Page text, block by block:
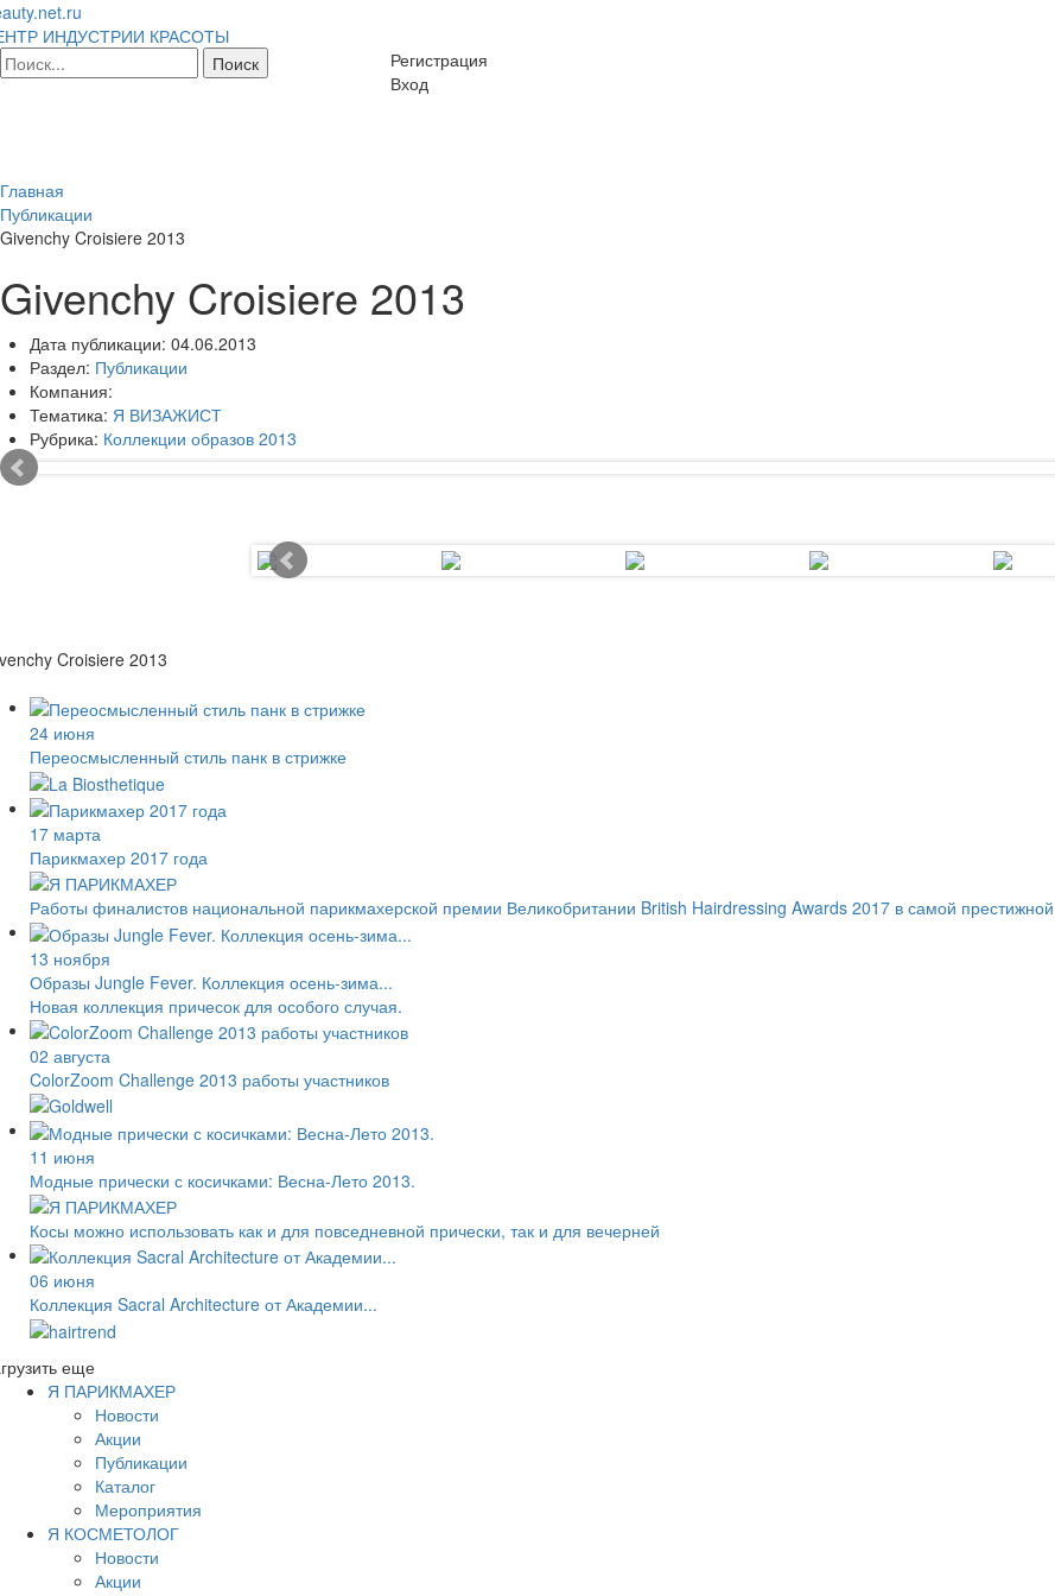
ИНДУСТРИИ КРАСОТЫ
Регистрация
Вход
Главная
Публикации
Givenchy Croisiere 2013
Givenchy Croisiere 2013
Дата публикации: 04.06.2013
Раздел: Публикации
Компания:
Тематика: Я ВИЗАЖИСТ
Рубрика: Коллекции образов 2013
Croisiere 2013
24 июня
Переосмысленный стиль панк в стрижке
17 марта
Парикмахер 2017 года
Работы финалистов национальной парикмахерской премии Великобритании British Hairdressing Awards 2017 в самой
13 ноября
Образы Jungle Fever. Коллекция осень-зима...
Новая коллекция причесок для особого случая.
02 августа
ColorZoom Challenge 2013 работы участников
11 июня
Модные прически с косичками: Весна-Лето 2013.
Косы можно использовать как и для повседневной прически, так и для вечерней
06 июня
Коллекция Sacral Architecture от Академии...
еще
Я ПАРИКМАХЕР
Новости
Акции
Публикации
Каталог
Мероприятия
Я КОСМЕТОЛОГ
Новости
Акции